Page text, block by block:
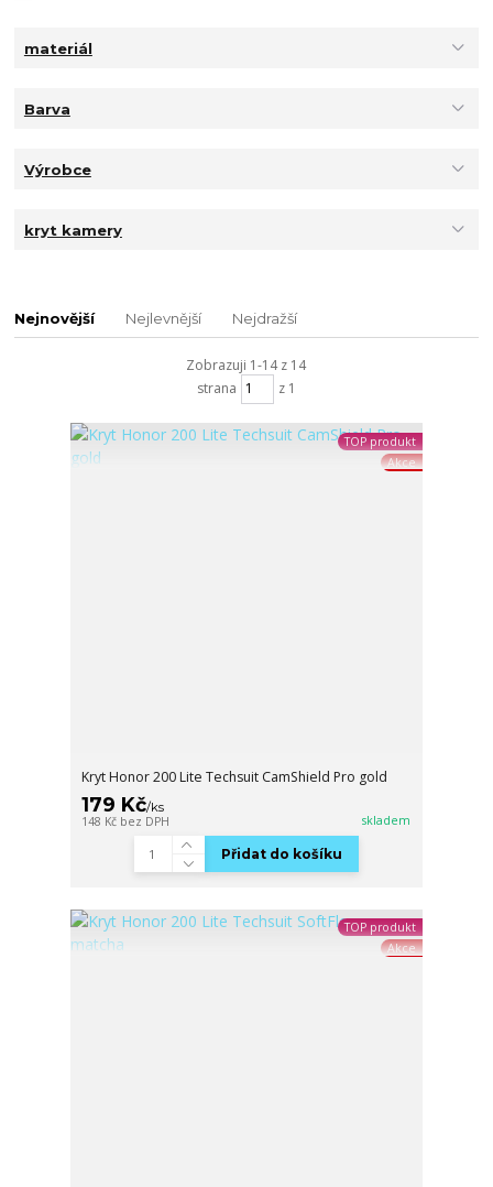
materiál
Barva
Výrobce
kryt kamery
Nejnovější Nejlevnější Nejdražší
Zobrazuji 1-14 z 14
strana
z 1
TOP produkt
Akce
Kryt Honor 200 Lite Techsuit CamShield Pro gold
179 Kč/ks
148 Kč bez DPH skladem
Přidat do košíku
TOP produkt
Akce